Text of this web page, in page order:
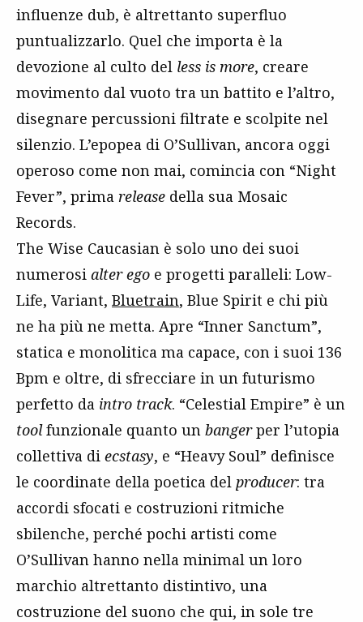
influenze dub, è altrettanto superfluo
puntualizzarlo. Quel che importa è la
devozione al culto del less is more, creare
movimento dal vuoto tra un battito e l’altro,
disegnare percussioni filtrate e scolpite nel
silenzio. L’epopea di O’Sullivan, ancora oggi
operoso come non mai, comincia con “Night
Fever”, prima release della sua Mosaic
Records.
The Wise Caucasian è solo uno dei suoi
numerosi alter ego e progetti paralleli: Low-
Life, Variant, Bluetrain, Blue Spirit e chi più
ne ha più ne metta. Apre “Inner Sanctum”,
statica e monolitica ma capace, con i suoi 136
Bpm e oltre, di sfrecciare in un futurismo
perfetto da intro track. “Celestial Empire” è un
toolfunzionale quanto un bangerper l’utopia
collettiva di ecstasy, e “Heavy Soul” definisce
le coordinate della poetica del producer: tra
accordi sfocati e costruzioni ritmiche
sbilenche, perché pochi artisti come
O’Sullivan hanno nella minimal un loro
marchio altrettanto distintivo, una
costruzione del suono che qui, in sole tre